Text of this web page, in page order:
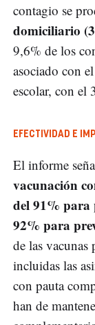
contagio se
domiciliario
9,6% de los
asociado con
escolar, con el
EFECTIVIDAD E
El informe
vacunación
del 91% para
92% para
de las vacunas
incluidas las
con pauta
han de